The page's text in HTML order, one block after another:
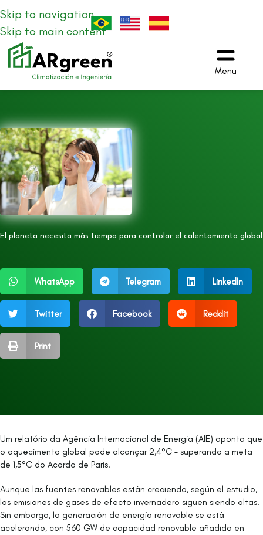
Skip to navigation
Skip to main content
Menu
El planeta necesita más tiempo para controlar el calentamiento global
WhatsApp Telegram LinkedIn
Twitter Facebook Reddit
Print
Um relatório da Agência Internacional de Energia (AIE) aponta que
o aquecimento global pode alcançar 2,4°C – superando a meta
de 1,5°C do Acordo de Paris.
Aunque las fuentes renovables están creciendo, según el estudio,
las emisiones de gases de efecto invernadero siguen siendo altas.
Sin embargo, la generación de energía renovable se está
acelerando, con 560 GW de capacidad renovable añadida en